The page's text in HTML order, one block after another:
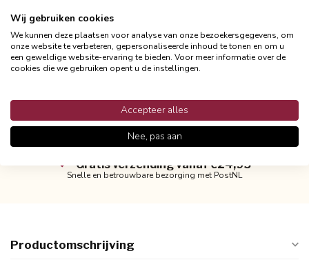
€ 23.95Incl. btw - +
Gratis verzending vanaf €24,95
Snelle en betrouwbare bezorging met PostNL
Productomschrijving
Wij gebruiken cookies
We kunnen deze plaatsen voor analyse van onze bezoekersgegevens, om
onze website te verbeteren, gepersonaliseerde inhoud te tonen en om u
een geweldige website-ervaring te bieden. Voor meer informatie over de
cookies die we gebruiken opent u de instellingen.
Accepteer alles
Nee, pas aan